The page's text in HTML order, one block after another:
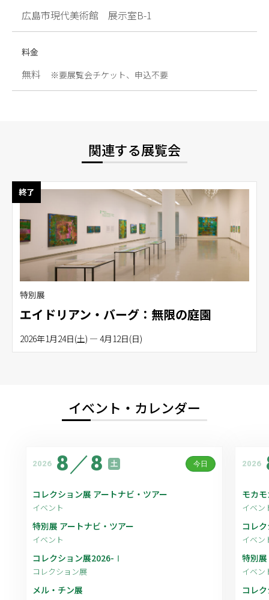
広島市現代美術館 展示室B-1
料金
無料 ※要展覧会チケット、申込不要
関連する展覧会
終了
特別展
エイドリアン・バーグ：無限の庭園
2026年1月24日(土) — 4月12日(日)
イベント・カレンダー
2026 8／8 土 今日
コレクション展 アートナビ・ツアー
イベント
特別展 アートナビ・ツアー
イベント
コレクション展2026-Ⅰ
コレクション展
メル・チン展
2026
モカ
イベン
コレ
イベン
特別
イベン
コレ